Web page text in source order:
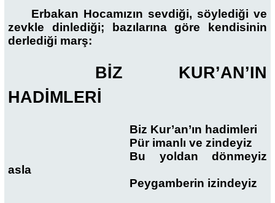
Erbakan Hocamızın sevdiği, söylediği ve
zevkle dinlediği; bazılarına göre kendisinin
derlediği marş:
BİZ KUR’AN’IN
HADİMLERİ
Biz Kur’an’ın hadimleri
Pür imanlı ve zindeyiz
Bu yoldan dönmeyiz
asla
Peygamberin izindeyiz